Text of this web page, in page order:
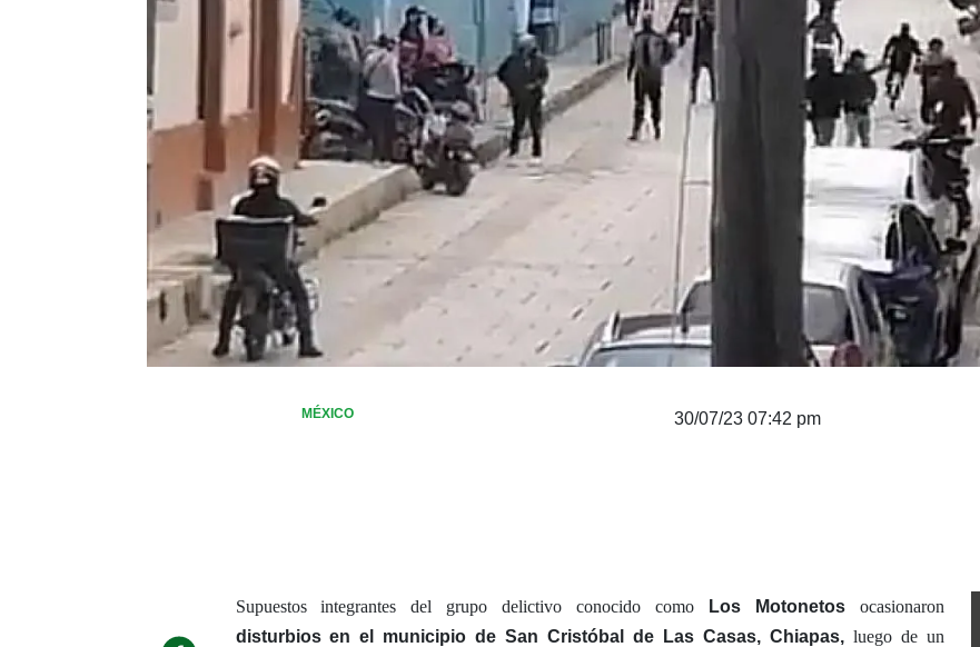
MÉXICO 30/07/23 07:42 pm
Supuestos integrantes del grupo delictivo conocido como Los Motonetos ocasionaron
disturbios en el municipio de San Cristóbal de Las Casas, Chiapas, luego de un